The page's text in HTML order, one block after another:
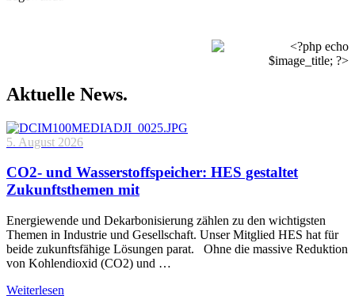
Aktuelle News.
5. August 2026
CO2- und Wasserstoffspeicher: HES gestaltet
Zukunftsthemen mit
Energiewende und Dekarbonisierung zählen zu den wichtigsten
Themen in Industrie und Gesellschaft. Unser Mitglied HES hat für
beide zukunftsfähige Lösungen parat. Ohne die massive Reduktion
von Kohlendioxid (CO2) und …
Weiterlesen